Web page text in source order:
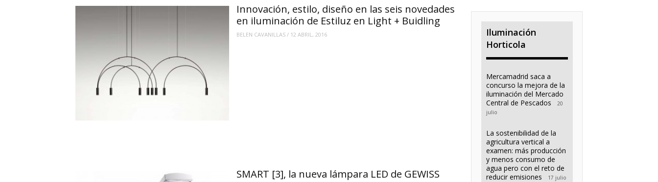
Innovación, estilo, diseño en las seis novedades
en iluminación de Estiluz en Light + Buidling
BELEN CAVANILLAS/ 12 ABRIL, 2016
SMART [3], la nueva lámpara LED de GEWISS
Iluminación
Horticola
Mercamadrid saca a
concurso la mejora de la
iluminación del Mercado
Central de Pescados
20
julio
La sostenibilidad de la
agricultura vertical a
examen: más producción
y menos consumo de
agua pero con el reto de
reducir emisiones
17 julio